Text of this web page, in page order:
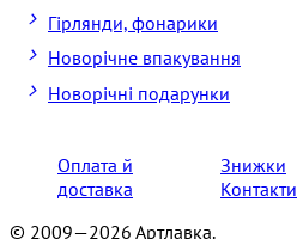
Гірлянди, фонарики
Новорічне впакування
Новорічні подарунки
Оплата й
доставка
Знижки
Контакти
© 2009—2026 Артлавка.